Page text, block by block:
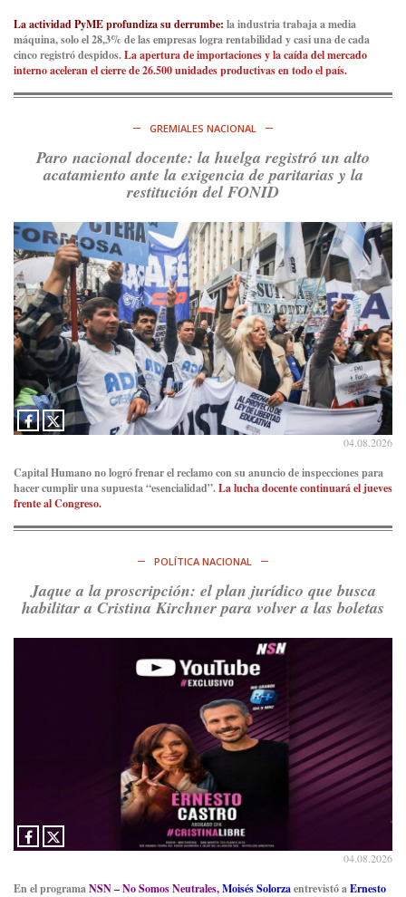
Ver en X
Consenso Patagónico
Consenso Patagónico
RT@PJCampana2022 : Asumimos una nueva etapa en el
Partido Justicialista de Campana, con el orgullo de que el
compañero@caortega64vuelva a…
Ver en X
La actividad PyME profundiza su derrumbe: la industria trabaja a media
máquina, solo el 28,3% de las empresas logra rentabilidad y casi una de cada
cinco registró despidos.La apertura de importaciones y la caída del mercado
interno aceleran el cierre de 26.500 unidades productivas en todo el país.
GREMIALES NACIONAL
Paro nacional docente: la huelga registró un alto
acatamiento ante la exigencia de paritarias y la
restitución del FONID
04.08.2026
Capital Humano no logró frenar el reclamo con su anuncio de inspecciones para
hacer cumplir una supuesta “esencialidad”.La lucha docente continuará el jueves
frente al Congreso.
POLÍTICA NACIONAL
Jaque a la proscripción: el plan jurídico que busca
habilitar a Cristina Kirchner para volver a las boletas
04.08.2026
En el programaNSN – No Somos Neutrales,Moisés Solorzaentrevistó aErnesto